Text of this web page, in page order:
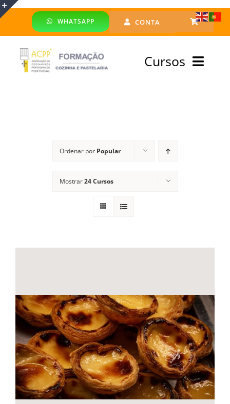
Skip
WHATSAPP CONTA
Cursos
Financiado
Ordenar por Popular
Mostrar24 Cursos